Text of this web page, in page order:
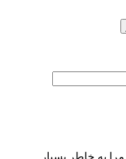
مرا به خاطر بسپار